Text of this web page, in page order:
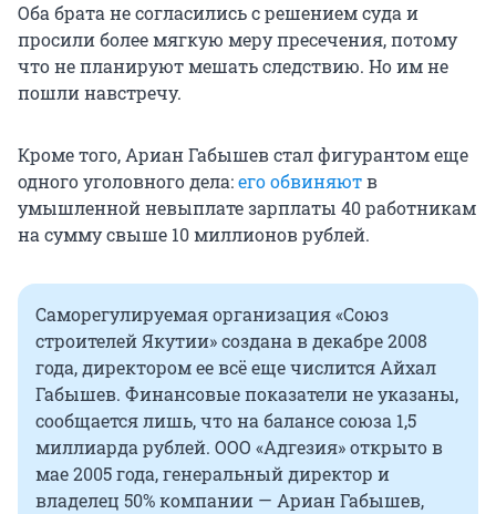
Оба брата не согласились с решением суда и
просили более мягкую меру пресечения, потому
что не планируют мешать следствию. Но им не
пошли навстречу.
Кроме того, Ариан Габышев стал фигурантом еще
одного уголовного дела:его обвиняютв
умышленной невыплате зарплаты 40 работникам
на сумму свыше 10 миллионов рублей.
Саморегулируемая организация «Союз
строителей Якутии» создана в декабре 2008
года, директором ее всё еще числится Айхал
Габышев. Финансовые показатели не указаны,
сообщается лишь, что на балансе союза 1,5
миллиарда рублей. ООО «Адгезия» открыто в
мае 2005 года, генеральный директор и
владелец 50% компании — Ариан Габышев,